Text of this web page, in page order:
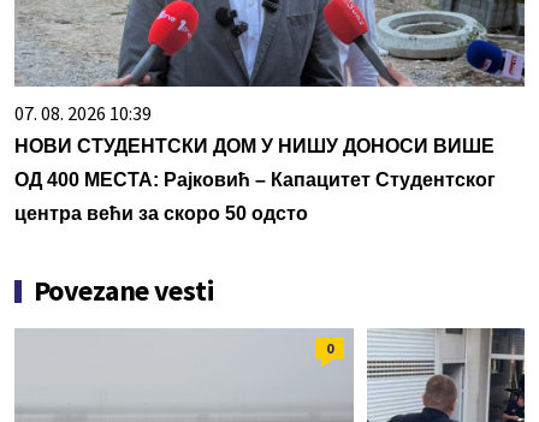
07. 08. 2026 10:39
НОВИ СТУДЕНТСКИ ДОМ У НИШУ ДОНОСИ ВИШЕ
ОД 400 МЕСТА: Рајковић – Капацитет Студентског
центра већи за скоро 50 одсто
Povezane vesti
0